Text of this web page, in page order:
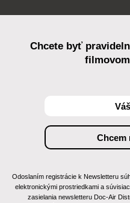
Chcete byť
Odoslaním registrácie k Newsletteru
elektronickými prostriedkami a
zasielania newsletteru Doc-Air